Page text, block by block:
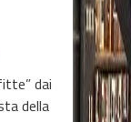
dai
della